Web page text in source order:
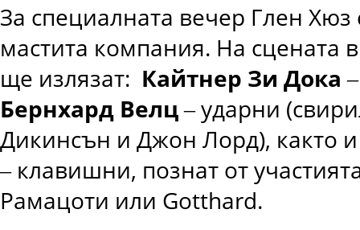
За специалната вечер Глен Хюз
мастита компания. На сцената
ще излязат: Кайтнер Зи Дока
Бернхард Велц‒ ударни
Дикинсън и Джон Лорд), както
‒ клавишни, познат от
Рамацоти или Gotthard.